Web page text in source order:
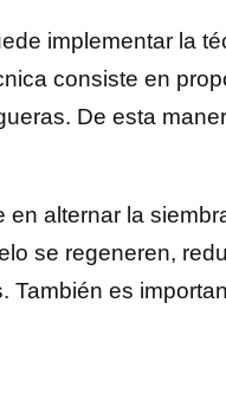
implementar la
consiste en
De esta
en alternar la
se regeneren,
También es